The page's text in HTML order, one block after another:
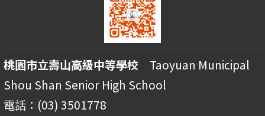
桃園市立壽山高級中等學校 Taoyuan Municipal
Shou Shan Senior High School
電話：(03) 3501778